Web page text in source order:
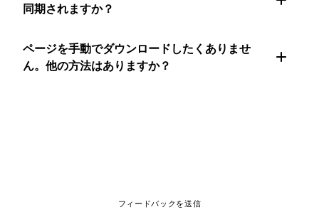
同期されますか？
ページを手動でダウンロードしたくありませ
ん。他の方法はありますか？
フィードバックを送信